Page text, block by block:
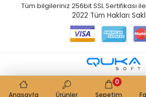
Tüm bilgileriniz 256bit SSL Sertifikası
2022 Tüm Hakları
Anasayfa Ürünler Sepetim
0